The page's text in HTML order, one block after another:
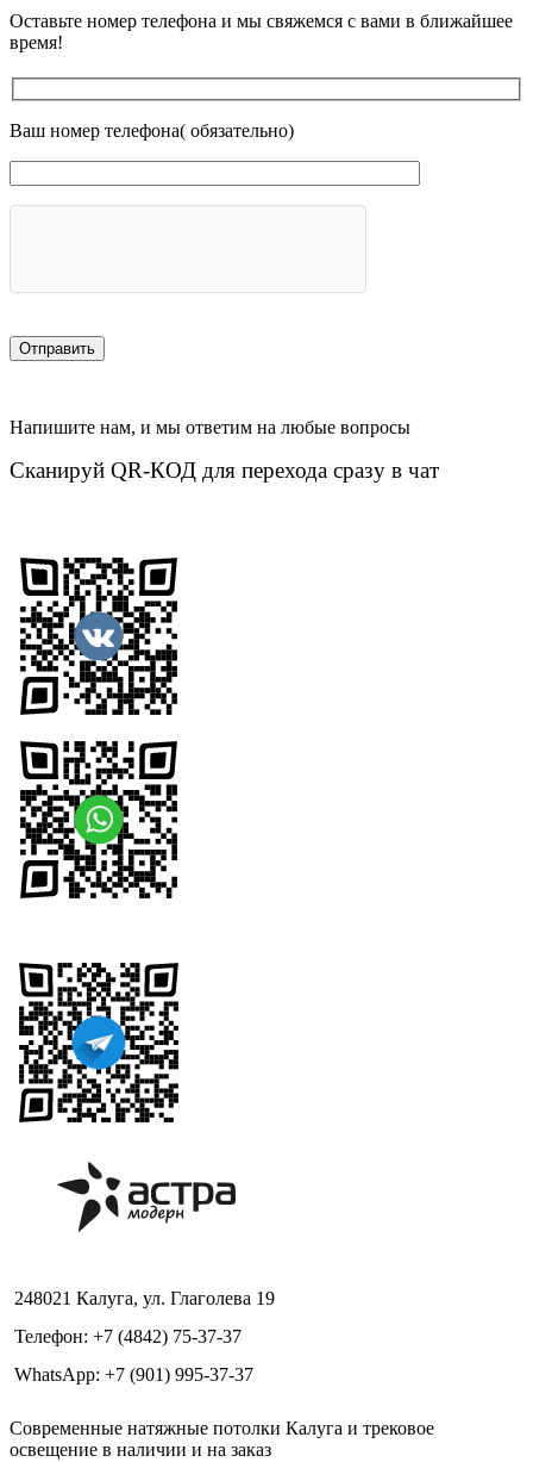
Оставьте номер телефона и мы свяжемся с вами в ближайшее
время!
Ваш номер телефона( обязательно)
Напишите нам, и мы ответим на любые вопросы
Сканируй QR-КОД для перехода сразу в чат
248021 Калуга, ул. Глаголева 19
Телефон: +7 (4842) 75-37-37
WhatsApp: +7 (901) 995-37-37
Современные натяжные потолки Калуга и трековое
освещение в наличии и на заказ